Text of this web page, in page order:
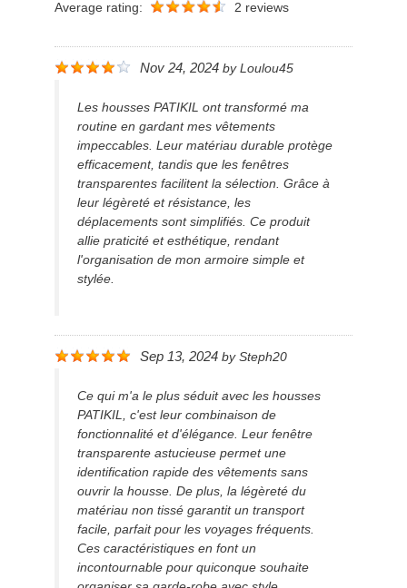
Average rating:
2 reviews
Nov 24, 2024 by Loulou45
Les housses PATIKIL ont transformé ma
routine en gardant mes vêtements
impeccables. Leur matériau durable protège
efficacement, tandis que les fenêtres
transparentes facilitent la sélection. Grâce à
leur légèreté et résistance, les
déplacements sont simplifiés. Ce produit
allie praticité et esthétique, rendant
l'organisation de mon armoire simple et
stylée.
Sep 13, 2024 by Steph20
Ce qui m'a le plus séduit avec les housses
PATIKIL, c'est leur combinaison de
fonctionnalité et d'élégance. Leur fenêtre
transparente astucieuse permet une
identification rapide des vêtements sans
ouvrir la housse. De plus, la légèreté du
matériau non tissé garantit un transport
facile, parfait pour les voyages fréquents.
Ces caractéristiques en font un
incontournable pour quiconque souhaite